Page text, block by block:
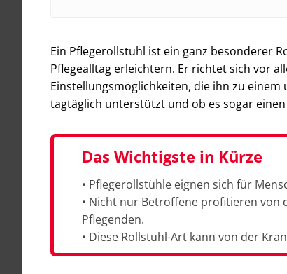
Ein Pflegerollstuhl ist ein ganz besonderer
Pflegealltag erleichtern. Er richtet sich vor
Einstellungsmöglichkeiten, die ihn zu
tagtäglich unterstützt und ob es sogar
Das Wichtigste in Kürze
• Pflegerollstühle eignen sich für
• Nicht nur Betroffene profitieren von
Pflegenden.
• Diese Rollstuhl-Art kann von der